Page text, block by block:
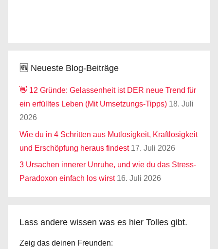
🆕 Neueste Blog-Beiträge
👋 12 Gründe: Gelassenheit ist DER neue Trend für
ein erfülltes Leben (Mit Umsetzungs-Tipps) 18. Juli
2026
Wie du in 4 Schritten aus Mutlosigkeit, Kraftlosigkeit
und Erschöpfung heraus findest 17. Juli 2026
3 Ursachen innerer Unruhe, und wie du das Stress-
Paradoxon einfach los wirst 16. Juli 2026
Lass andere wissen was es hier Tolles gibt.
Zeig das deinen Freunden: